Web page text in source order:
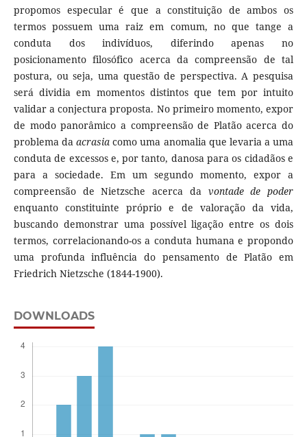
propomos especular é que a constituição de ambos os
termos possuem uma raiz em comum, no que tange a
conduta dos indivíduos, diferindo apenas no
posicionamento filosófico acerca da compreensão de tal
postura, ou seja, uma questão de perspectiva. A pesquisa
será dividia em momentos distintos que tem por intuito
validar a conjectura proposta. No primeiro momento, expor
de modo panorâmico a compreensão de Platão acerca do
problema daacrasiacomo uma anomalia que levaria a uma
conduta de excessos e, por tanto, danosa para os cidadãos e
para a sociedade. Em um segundo momento, expor a
compreensão de Nietzsche acerca da vontade de poder
enquanto constituinte próprio e de valoração da vida,
buscando demonstrar uma possível ligação entre os dois
termos, correlacionando-os a conduta humana e propondo
uma profunda influência do pensamento de Platão em
Friedrich Nietzsche (1844-1900).
DOWNLOADS